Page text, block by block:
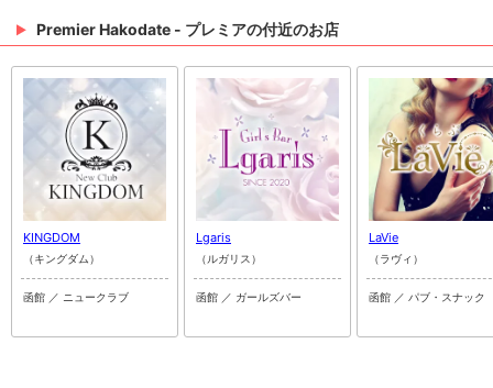
Premier Hakodate - プレミアの付近のお店
KINGDOM
（キングダム）
函館 ／ ニュークラブ
Lgaris
（ルガリス）
函館 ／ ガールズバー
LaVie
（ラヴィ）
函館 ／ パブ・スナック